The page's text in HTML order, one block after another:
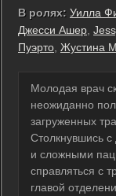
В ролях: Уилла
Джесси Ашер
Пуэрто Жустина
Молодая врач
неожиданно
загруженных
Столкнувшись
и сложными
справляться с
главой